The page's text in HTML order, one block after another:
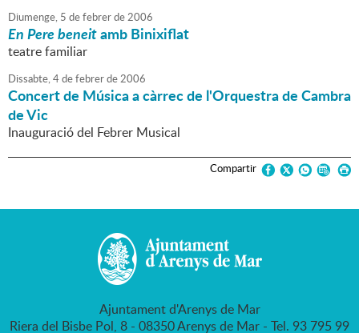
Diumenge, 5 defebrerde2006
En Pere beneitamb Binixiflat
teatre familiar
Dissabte,4defebrerde2006
Concert de Música a càrrec de l'Orquestra de Cambra
de Vic
Inauguració del Febrer Musical
Compartir
Ajuntament d'Arenys de Mar
Riera del Bisbe Pol, 8 - 08350 Arenys de Mar - Tel. 93 795 99